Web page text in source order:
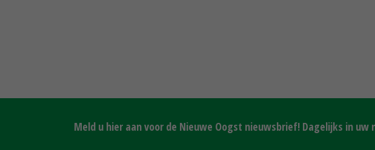
Meld u hier aan voor de Nieuwe Oogst nieuwsbrief! Dagelijks in uw